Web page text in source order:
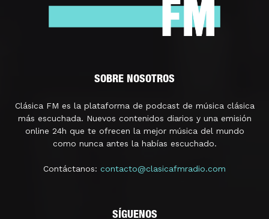
SOBRE NOSOTROS
Clásica FM es la plataforma de podcast de música clásica
más escuchada. Nuevos contenidos diarios y una emisión
online 24h que te ofrecen la mejor música del mundo
como nunca antes la habías escuchado.
Contáctanos: contacto@clasicafmradio.com
SÍGUENOS